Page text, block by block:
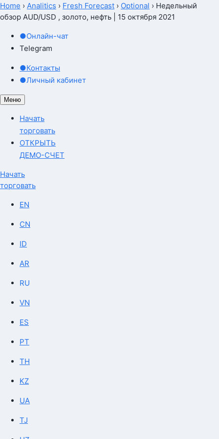
Home › Analitics › Fresh Forecast › Optional › Недельный
обзор AUD/USD , золото, нефть | 15 октября 2021
●Онлайн-чат
Telegram
●Контакты
●Личный кабинет
Меню
Начать
торговать
ОТКРЫТЬ
ДЕМО-СЧЕТ
Начать
торговать
EN
CN
ID
AR
RU
VN
ES
PT
TH
KZ
UA
TJ